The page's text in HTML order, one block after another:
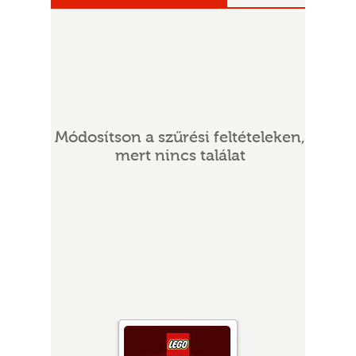
Módosítson a szűrési feltételeken,
mert nincs találat